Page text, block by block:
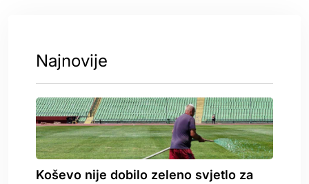
Najnovije
Koševo nije dobilo zeleno svjetlo za